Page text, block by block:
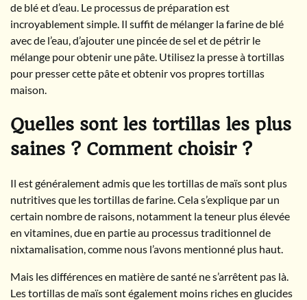
de blé et d’eau. Le processus de préparation est
incroyablement simple. Il suffit de mélanger la farine de blé
avec de l’eau, d’ajouter une pincée de sel et de pétrir le
mélange pour obtenir une pâte. Utilisez la presse à tortillas
pour presser cette pâte et obtenir vos propres tortillas
maison.
Quelles sont les tortillas les plus
saines ? Comment choisir ?
Il est généralement admis que les tortillas de maïs sont plus
nutritives que les tortillas de farine. Cela s’explique par un
certain nombre de raisons, notamment la teneur plus élevée
en vitamines, due en partie au processus traditionnel de
nixtamalisation, comme nous l’avons mentionné plus haut.
Mais les différences en matière de santé ne s’arrêtent pas là.
Les tortillas de maïs sont également moins riches en glucides